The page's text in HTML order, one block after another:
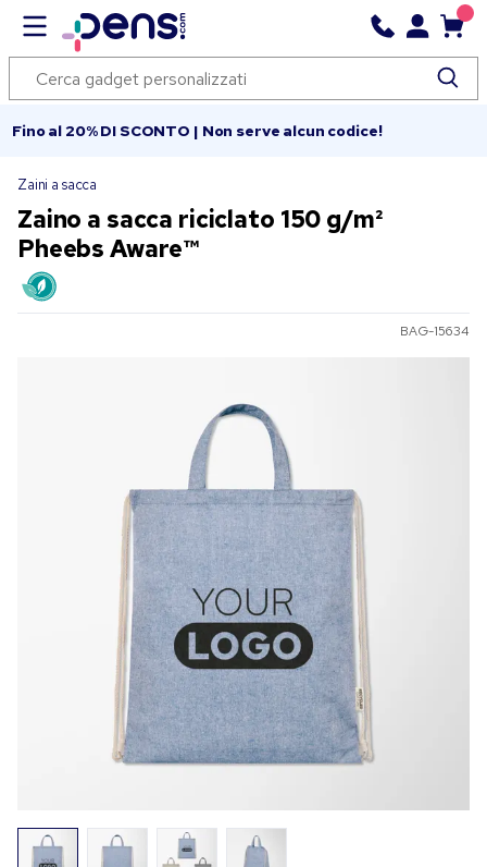
Fino al 20% DI SCONTO | Non serve alcun codice!
Zaini a sacca
Zaino a sacca riciclato 150 g/m²
Pheebs Aware™
BAG-15634